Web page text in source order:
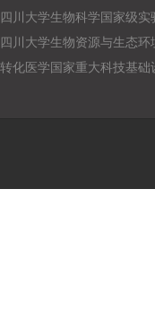
四川大学生物科学国家级
四川大学生物资源与生态
转化医学国家重大科技基